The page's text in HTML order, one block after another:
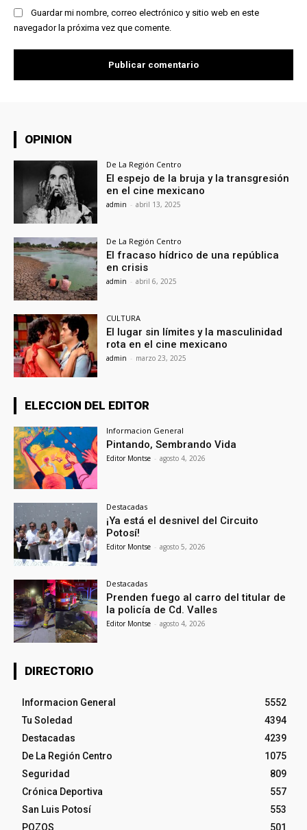
Guardar mi nombre, correo electrónico y sitio web en este
navegador la próxima vez que comente.
OPINION
De La Región Centro
El espejo de la bruja y la transgresión
en el cine mexicano
admin - abril 13, 2025
De La Región Centro
El fracaso hídrico de una república
en crisis
admin - abril 6, 2025
CULTURA
El lugar sin límites y la masculinidad
rota en el cine mexicano
admin - marzo 23, 2025
ELECCION DEL EDITOR
Informacion General
Pintando, Sembrando Vida
Editor Montse - agosto 4, 2026
Destacadas
¡Ya está el desnivel del Circuito
Potosí!
Editor Montse - agosto 5, 2026
Destacadas
Prenden fuego al carro del titular de
la policía de Cd. Valles
Editor Montse - agosto 4, 2026
DIRECTORIO
Informacion General
5552
Tu Soledad
4394
Destacadas
4239
De La Región Centro
1075
Seguridad
809
Crónica Deportiva
557
San Luis Potosí
553
POZOS
501